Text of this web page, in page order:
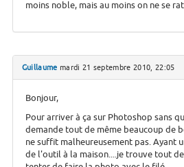
moins noble, mais au moins on ne se
Guillaume mardi 21 septembre 2010, 22:05
Bonjour,
Pour arriver à ça sur Photoshop sans
demande tout de même beaucoup de
ne suffit malheureusement pas. Ayant
de l'outil à la maison....je trouve tout